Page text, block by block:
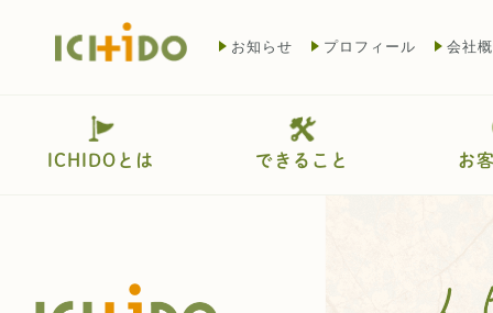
お知らせ プロフィール 会社
ICHIDOとは できること お